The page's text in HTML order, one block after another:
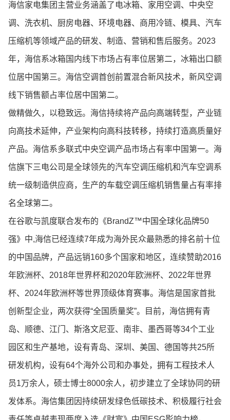
海信家电集团主营业务涵盖了电冰箱、家用空调、中央空
调、洗衣机、厨房电器、环境电器、商用冷链、模具、汽车
压缩机等领域产品的研发、制造、营销和售后服务。2023
年，海信系冰箱国内线下市场占有率位居第二，冰箱出口额
位居中国第三。海信空调首创前置混合新风技术，新风空调
线下销售额占率位居中国第二。
做精做久，以稳致远。海信持续将产品向高端转型，产业链
向高技术延伸，产业架构向高科技转移，持续打造高质量好
产品。海信系多联式中央空调产品市场占有率中国第一。海
信旗下三电公司是全球领先的汽车空调压缩机和汽车空调系
统一级制造供应商，生产的车载空调压缩机销售量占有率排
名全球第二。
在谷歌与凯度联合发布的《BrandZ™中国全球化品牌50
强》中,海信已经连续7年成为海外民众最熟悉的排名前十位
的中国品牌，产品远销160多个国家和地区，连续赞助2016
年欧洲杯、2018年世界杯和2020年欧洲杯、2022年世界
杯、2024年欧洲杯等世界顶级体育赛事。海信是国家首批
创新型企业，两次获得“全国质量奖”。目前，海信拥有青
岛、顺德、江门、斯洛文尼亚、南非、墨西哥等34个工业
园区和生产基地，设有青岛、深圳、美国、德国等共25所
研发机构，设有64个海外公司和办事处，拥有工程技术人
员1万余人，硕士博士8000余人，初步建立了全球协同的研
发体系。海信集团因持续研发绿色低碳技术、积极履行社会